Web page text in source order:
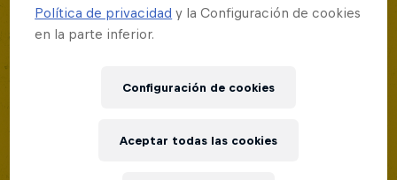
Política de privacidad y la Configuración de cookies
en la parte inferior.
Configuración de cookies
Aceptar todas las cookies